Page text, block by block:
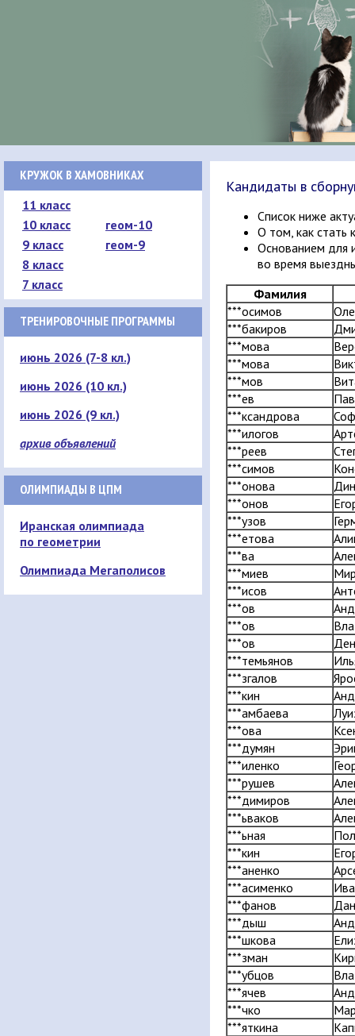
КРУЖОК В ХАМОВНИКАХ
11 класс
10 класс
геом-10
9 класс
геом-9
8 класс
7 класс
ТРЕНИРОВОЧНЫЕ ПРОГРАММЫ
июнь 2026 (7-8 кл.)
июнь 2026 (10 кл.)
июнь 2026 (9 кл.)
архив объявлений
ОЛИМПИАДЫ В ЦПМ
Иранская олимпиада
по геометрии
Олимпиада Мегаполисов
Кандидаты в
Список ниже
О том, как
Основанием для
во время
Фамилия
***осимов
***бакиров
***мова
***мова
***мов
***ев
***ксандрова
***илогов
***реев
***симов
***онова
***онов
***узов
***етова
***ва
***миев
***исов
***ов
***ов
***ов
***темьянов
***згалов
***кин
***амбаева
***ова
***думян
***иленко
***рушев
***димиров
***ьваков
***ьная
***кин
***аненко
***асименко
***фанов
***дыш
***шкова
***зман
***убцов
***ячев
***чко
***яткина